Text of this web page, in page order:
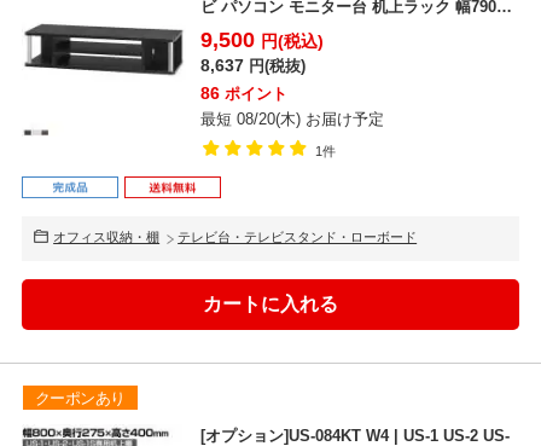
ビ パソコン モニター台 机上ラック 幅790×
奥行2...
9,500 円(税込)
8,637 円(税抜)
86 ポイント
最短 08/20(木) お届け予定
1件
オフィス収納・棚 テレビ台・テレビスタンド・ローボード
クーポンあり
[オプション]US-084KT W4 | US-1 US-2 US-